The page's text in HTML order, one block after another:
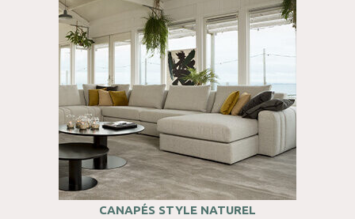
CANAPÉS STYLE NATUREL